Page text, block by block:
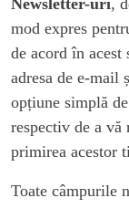
mod expres
de acord în acest
adresa de e-mail
opțiune simplă
respectiv de a
primirea acestor
Toate câmpurile